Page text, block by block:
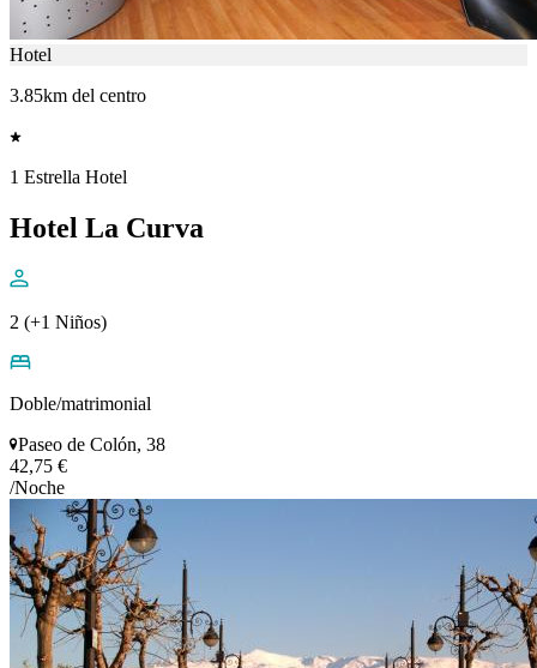
Hotel
3.85km del centro
1 Estrella Hotel
Hotel La Curva
2 (+1 Niños)
Doble/matrimonial
Paseo de Colón, 38
42,75 €
/Noche